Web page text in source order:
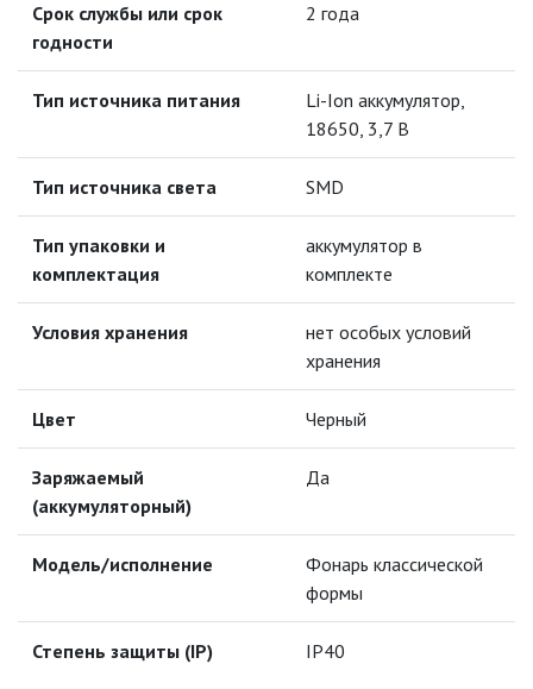
ПАЯЛЬНОЕ ОБОРУДОВАНИЕ
ПОДВЕСНЫЕ ЛОФТ
СВЕТИЛЬНИКИ
ПОРТАТИВНЫЕ СОЛНЕЧНЫЕ
РАЗЪЁМЫ, ПЕРЕХОДНИКИ, ТВ
ДЕЛИТЕЛИ
СЕТЕВЫЕ ФИЛЬТРЫ, СИЛОВЫЕ
РАЗЪЕМЫ И УДЛИНИТЕЛИ,
СИСТЕМЫ ПОЛИВА
ТОЧЕЧНЫЕ СВЕТИЛЬНИКИ
УЛИЧНОЕ ОСВЕЩЕНИЕ НА
СОЛНЕЧНЫХ БАТАРЕЯХ
Срок службы или срок
годности
2 года
Тип источника питания
Li-Ion аккумулятор,
18650, 3,7 В
Тип источника света SMD
Тип упаковки и
комплектация
аккумулятор в
комплекте
Условия хранения
нет особых условий
хранения
Цвет Черный
Заряжаемый
(аккумуляторный)
Да
Модель/исполнение
Фонарь классической
формы
Степень защиты (IP) IP40